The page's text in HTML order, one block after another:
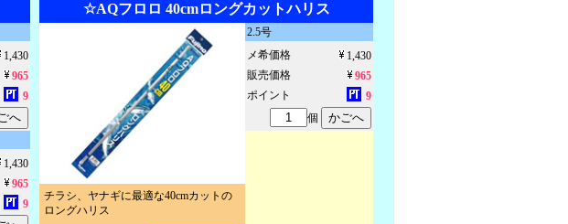
1,430
965
9
1,430
965
9
☆AQフロロ 40cmロングカットハリス
チラシ、ヤナギに最適な40cmカットの
ロングハリス
2.5号
メ希価格
1,430
販売価格
965
ポイント
9
個